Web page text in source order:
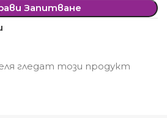
Запитване
гледат този продукт